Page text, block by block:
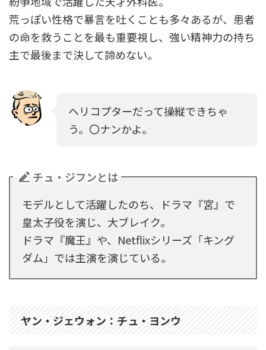
荒っぽい性格で暴言を吐くことも多々あるが、患者
の命を救うことを最も重要視し、強い精神力の持ち
主で最後まで決して諦めない。
ヘリコプターだって操縦できちゃ
う。〇ナンかよ。
チュ・ジフンとは
モデルとして活躍したのち、ドラマ『宮』で
皇太子役を演じ、大ブレイク。
ドラマ『魔王』や、Netflixシリーズ「キング
ダム」では主演を演じている。
ヤン・ジェウォン：チュ・ヨンウ